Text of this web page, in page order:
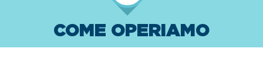
COME OPERIAMO